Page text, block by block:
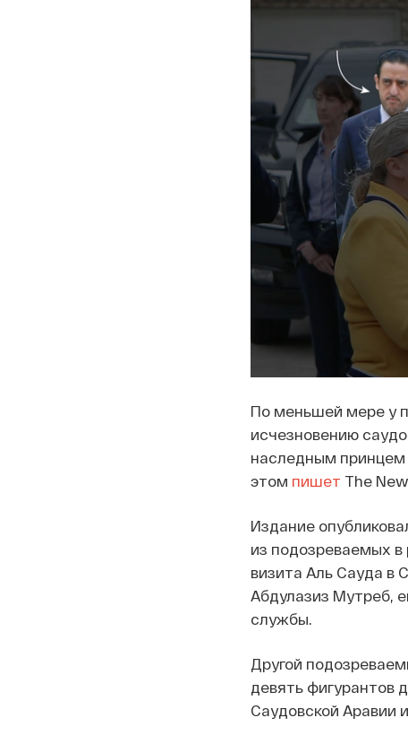
По меньшей мере у
исчезновению
наследным
этом пишет The
Издание
из подозреваемых
визита Аль Сауда в
Абдулазиз Мутреб,
службы.
Другой
девять фигурантов
Саудовской Аравии